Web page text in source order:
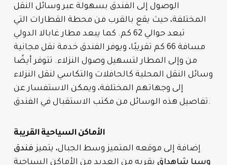
الوصول إلى الفندق بسهولة عبر وسائل النقل
المختلفة، حيث يقع بالقرب من محطة القطارات التي
تبعد حوالي 62 كم. كما يبعد مطار غابالا الدولي
مسافة 66 كم تقريبًا، ويوفر الفندق خدمة نقل مجانية
من وإلى المطار لتسهيل وصول النزلاء. تتوفر أيضًا
وسائل النقل المحلية كالحافلات والتكاسي لنقل النزلاء
إلى وجهاتهم المختلفة، ويمكن الاستفسار عن
تفاصيل هذه الوسائل من مكتب الاستقبال في الفندق.
الأماكن السياحية القريبة
إضافة إلى موقعه المتميز وسط الجبال، يتميز فندق
وسبا شاهداق بقربه من العديد من الأماكن السياحية